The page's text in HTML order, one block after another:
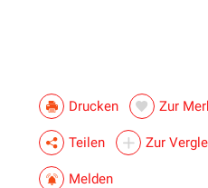
Drucken Zur
Teilen Zur
Melden